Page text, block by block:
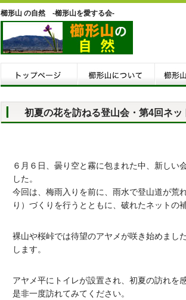
櫛形山 の自然 -櫛形山を愛する会-
初夏の花を訪ねる登山会・第4回ネッ
６月６日、曇り空と霧に包まれた中、新しい
した。
今回は、梅雨入りを前に、雨水で登山道が荒
り）づくりを行うとともに、破れたネットの
裸山や桜峠では待望のアヤメが咲き始めまし
します。
アヤメ平にトイレが設置され、初夏の訪れを
是非一度訪れてみてください。